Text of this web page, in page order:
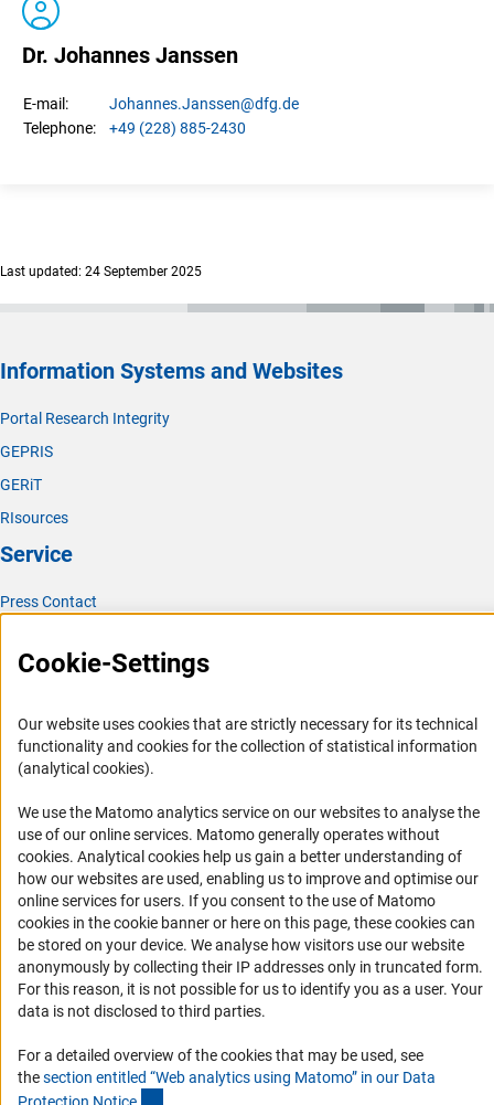
Dr. Johannes Janssen
E-mail: Johannes.Janssen@dfg.de
Telephone:
+49 (228) 885-2430
Last updated: 24 September 2025
Information Systems and Websites
Portal Research Integrity
GEPRIS
GERiT
RIsources
Service
Press Contact
Career
Logo und Corporate Design
RSS Feeds
Accessibility
Services and Information for Persons with Disabilities
Accessibility Statement
Report a Barrier
DFG Newsletter
Receive news from the DFG directly in your mailbox.
Subscribe
Cookie-Settings
Our website uses cookies that are strictly necessary for its technical
functionality and cookies for the collection of statistical information
(analytical cookies).
We use the Matomo analytics service on our websites to analyse the
use of our online services. Matomo generally operates without
cookies(Anc
. Analytical cookies help us gain a better understanding of
how our websites are used, enabling us to improve and optimise our
online services for users. If you consent to the use of Matomo
cookies in the cookie banner or here on this page, these cookies can
be stored on your device. We analyse how visitors use our website
anonymously by collecting their IP addresses only in truncated form.
For this reason, it is not possible for us to identify you as a user. Your
data is not disclosed to third parties.
For a detailed overview of the cookies that may be used, see
thesection entitled “Web analytics using Matomo” in our Data